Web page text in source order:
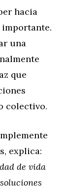
hacia
importante.
una
que
colectivo.
explica:
de vida